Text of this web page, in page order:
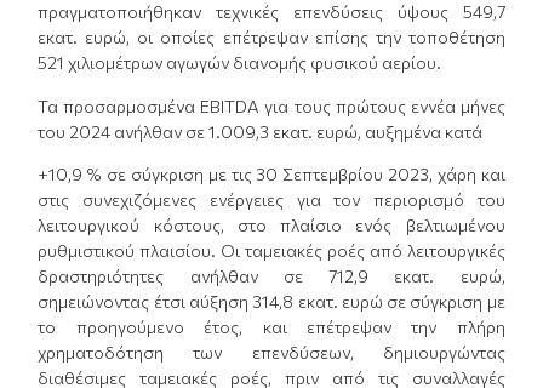
πραγματοποιήθηκαν τεχνικές επενδύσεις ύψους 549,7
εκατ. ευρώ, οι οποίες επέτρεψαν επίσης την τοποθέτηση
521 χιλιομέτρων αγωγών διανομής φυσικού αερίου.
Τα προσαρμοσμένα EBITDA για τους πρώτους εννέα μήνες
του 2024 ανήλθαν σε 1.009,3 εκατ. ευρώ, αυξημένα κατά
+10,9 % σε σύγκριση με τις 30 Σεπτεμβρίου 2023, χάρη και
στις συνεχιζόμενες ενέργειες για τον περιορισμό του
λειτουργικού κόστους, στο πλαίσιο ενός βελτιωμένου
ρυθμιστικού πλαισίου. Οι ταμειακές ροές από λειτουργικές
δραστηριότητες ανήλθαν σε 712,9 εκατ. ευρώ,
σημειώνοντας έτσι αύξηση 314,8 εκατ. ευρώ σε σύγκριση με
το προηγούμενο έτος, και επέτρεψαν την πλήρη
χρηματοδότηση των επενδύσεων, δημιουργώντας
διαθέσιμες ταμειακές ροές, πριν από τις συναλλαγές